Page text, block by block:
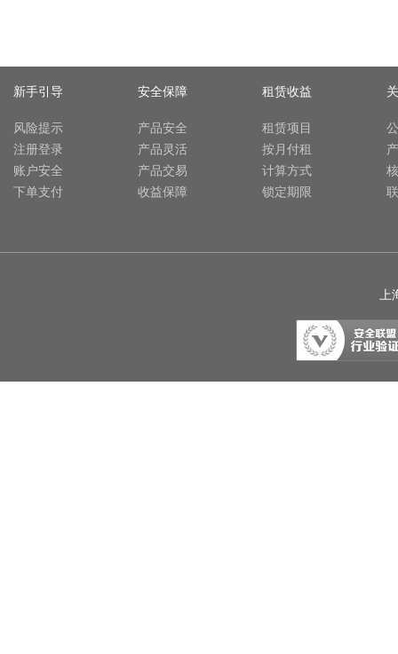
新手引导
风险提示
注册登录
账户安全
下单支付
安全保障
产品安全
产品灵活
产品交易
收益保障
租赁收益
租赁项目
按月付租
计算方式
锁定期限